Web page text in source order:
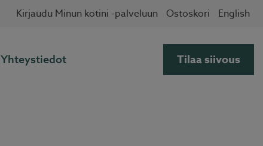
Kirjaudu Minun kotini -palveluun Ostoskori English
Yhteystiedot Tilaa siivous
✖